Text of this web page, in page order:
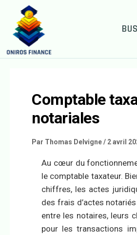
Comptable
notariales
Par Thomas Delvigne/ 2 avril
Au cœur du
le comptable taxateur.
chiffres, les actes
des frais d’actes
entre les notaires, leurs
pour les transactions